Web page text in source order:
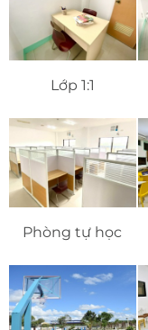
Lớp 1:1
Phòng tự học